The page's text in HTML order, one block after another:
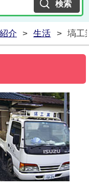
介 > 生活 > 塙工
4303 城里町石